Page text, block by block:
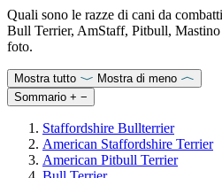
Quali sono le razze di cani da
Bull Terrier, AmStaff, Pitbull,
foto.
Mostra tutto
Mostra di meno
Sommario + −
Staffordshire Bullterrier
American Staffordshire Terrier
American Pitbull Terrier